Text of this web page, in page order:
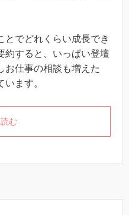
とでどれくらい成長でき
約すると、いっぱい登壇
お仕事の相談も増えた
ます。
む